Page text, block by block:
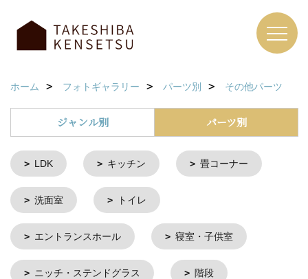
ホーム フォトギャラリー パーツ別 その他パーツ
ジャンル別 パーツ別
LDK キッチン 畳コーナー
洗面室 トイレ
エントランスホール 寝室・子供室
ニッチ・ステンドグラス 階段